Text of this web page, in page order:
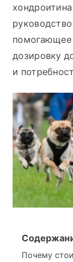
помогающее
дозировку
и
Почему